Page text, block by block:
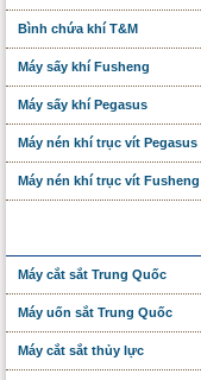
Bình chứa khí T&M
Máy sấy khí Fusheng
Máy sấy khí Pegasus
Máy nén khí trục vít Pegasus
Máy nén khí trục vít Fusheng
Máy cắt sắt Trung Quốc
Máy uốn sắt Trung Quốc
Máy cắt sắt thủy lực